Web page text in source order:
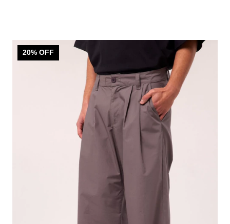
20% OFF